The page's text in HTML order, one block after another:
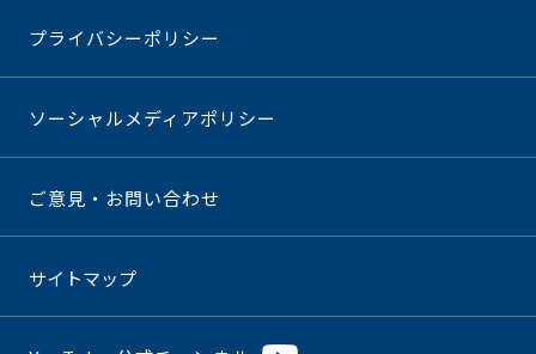
プライバシーポリシー
ソーシャルメディアポリシー
ご意見・お問い合わせ
サイトマップ